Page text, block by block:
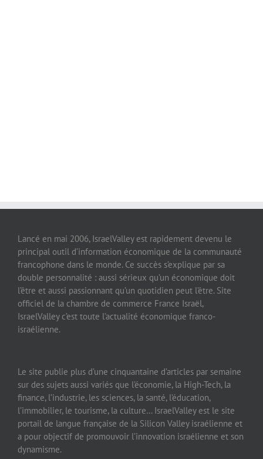
Lancé en mai 2006, IsraelValley est rapidement devenu le
principal outil d’information économique de la communauté
francophone dans le monde. Ce succès s’explique par sa
double personnalité : aussi sérieux qu’un économique doit
l’être et aussi passionnant qu’un quotidien peut l’être. Site
officiel de la chambre de commerce France Israël,
IsraelValley c’est toute l’actualité économique franco-
israélienne.
Le site publie plus d’une cinquantaine d’articles par semaine
sur des sujets aussi variés que l’économie, la High-Tech, la
finance, l’industrie, les sciences, la santé, l’éducation,
l’immobilier, le tourisme, la culture… IsraelValley est le site
portail de langue française de la Silicon Valley israélienne et
a pour objectif de promouvoir l’innovation israélienne et son
dynamisme.